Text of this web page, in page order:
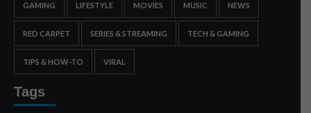
GAMING LIFESTYLE MOVIES MUSIC NEWS
RED CARPET SERIES & STREAMING TECH & GAMING
TIPS & HOW-TO VIRAL
Tags